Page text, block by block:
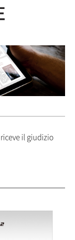
il giudizio